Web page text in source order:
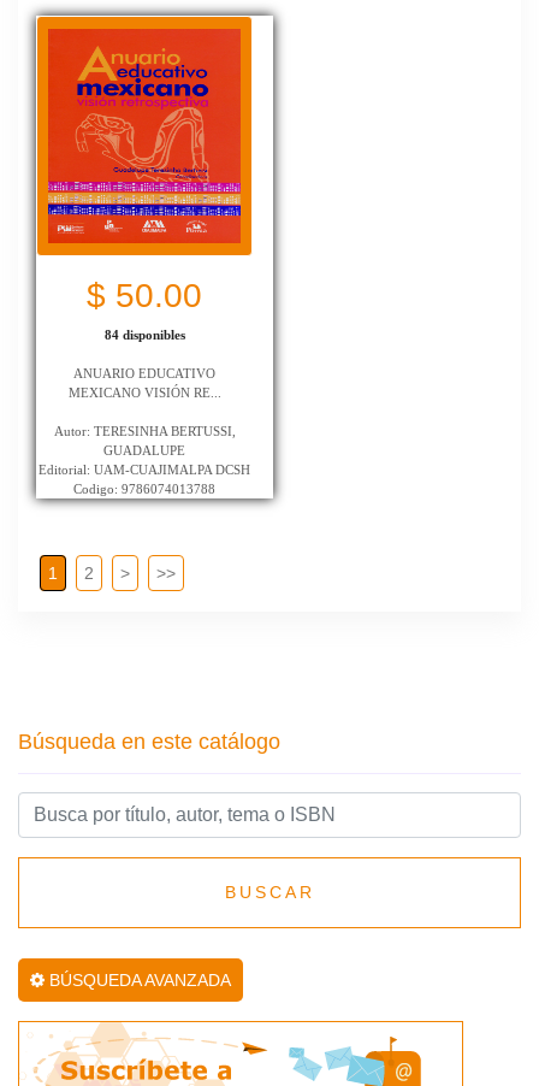
$ 50.00
84 disponibles
ANUARIO EDUCATIVO
MEXICANO VISIÓN RE...
Autor: TERESINHA BERTUSSI,
GUADALUPE
Editorial: UAM-CUAJIMALPA DCSH
Codigo: 9786074013788
1 2 > >>
Búsqueda en este catálogo
BUSCAR
BÚSQUEDA AVANZADA